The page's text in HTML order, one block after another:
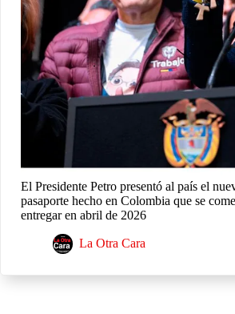
El Presidente Petro presentó al país el
pasaporte hecho en Colombia que se
entregar en abril de 2026
La Otra Cara